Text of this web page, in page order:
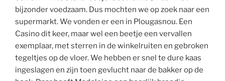
bijzonder voedzaam. Dus mochten we op zoek naar een
supermarkt. We vonden er een in Plougasnou. Een
Casino dit keer, maar wel een beetje een vervallen
exemplaar, met sterren in de winkelruiten en gebroken
tegeltjes op de vloer. We hebben er snel te dure kaas
ingeslagen en zijn toen gevlucht naar de bakker op de